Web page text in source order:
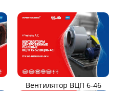
Вентилятор ВЦП 6-46